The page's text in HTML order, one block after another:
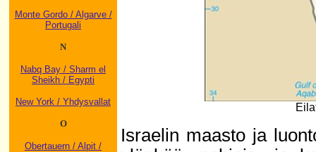
Monte Gordo / Algarve /
Portugali
N
Nabq Bay / Sharm el
Sheikh / Egypti
New York / Yhdysvallat
O
Obertauern / Alpit /
Israelin maasto ja